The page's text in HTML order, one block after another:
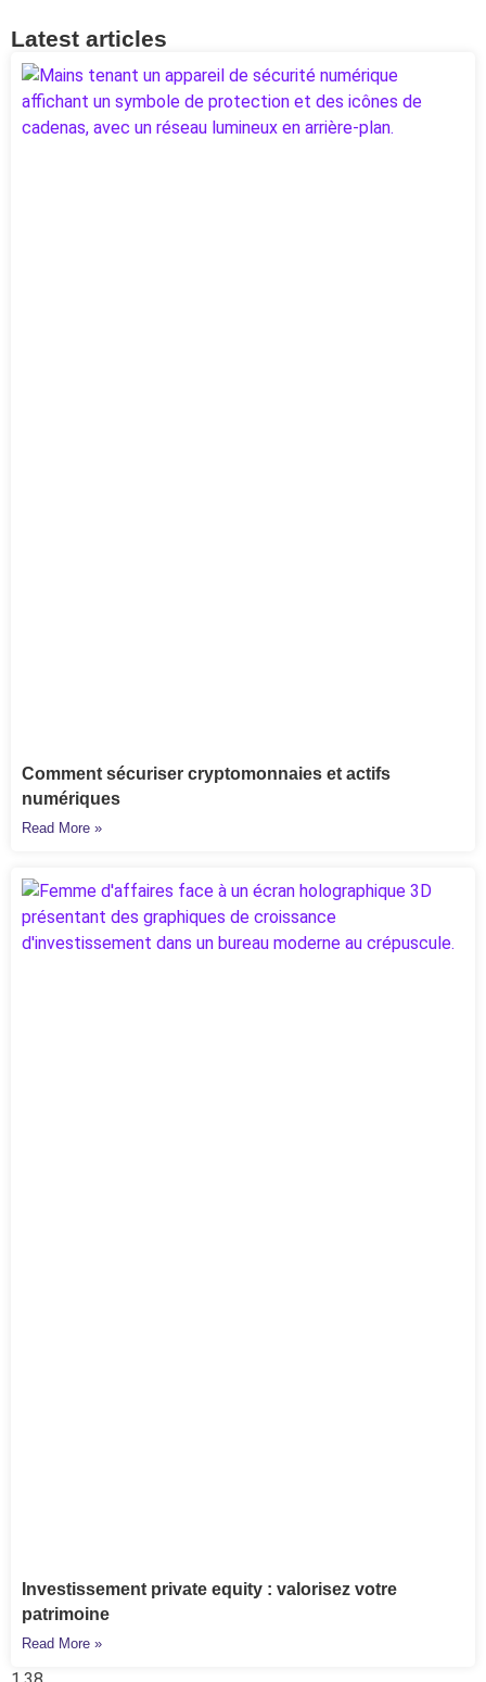
Latest articles
Comment sécuriser cryptomonnaies et actifs
numériques
Read More »
Investissement private equity : valorisez votre
patrimoine
Read More »